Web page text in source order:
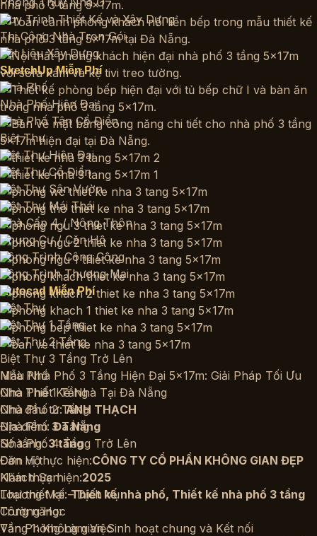
Quy Trình Thiết Kế và Xây Dựng
Thi Công Nhà Trọn Gói
Vật Liệu Xây Dựng
SketchUp Miễn Phí
Nhà Phố
Nhà Phố Hiện Đại
Nhà Phố Tân Cổ Điển
Biệt Thự
Biệt Thự Hiện Đại
Biệt Thự Cổ Điển
Biệt Thự Sân Vườn
Biệt Thự Mái Thái
Nhà Cấp 4 / Nông Thôn
Chung Cư / Căn Hộ
Công Trình Công Cộng
Công Trình Thương Mại
Autocad Miễn Phí
Biệt Thự
Biệt Thự 1 Tầng
Biệt Thự 2 Tầng
Biệt Thự 3 Tầng Trở Lên
Nhà Phố
Nhà Phố 1 Tầng
Nhà Phố 2 Tầng
Nhà Phố 3 Tầng
Nhà Phố 4 Tầng Trở Lên
Căn Hộ
Khách Sạn
Thương Mại – Dịch Vụ
Trường Học
Văn Phòng Làm Việc
Mẫu Nhà Phố 3 Tầng Hiện Đại 5x17m: Giải Pháp Tối Ưu
Cho Thiết Kế Nhà Tại Đà Nẵng
Chủ đầu tư:ANH THẠCH
Địa điểm:Đà Nẵng
Số tầng:3 tầng
Đơn vị thực hiện:CÔNG TY CỔ PHẦN KHÔNG GIAN ĐẸP
Năm thực hiện:2025
Loại thiết kế:Thiết kế nhà phố, Thiết kế nhà phố 3 tầng
Công năng:
Tầng 1: Không gian Sinh hoạt chung và Kết nối